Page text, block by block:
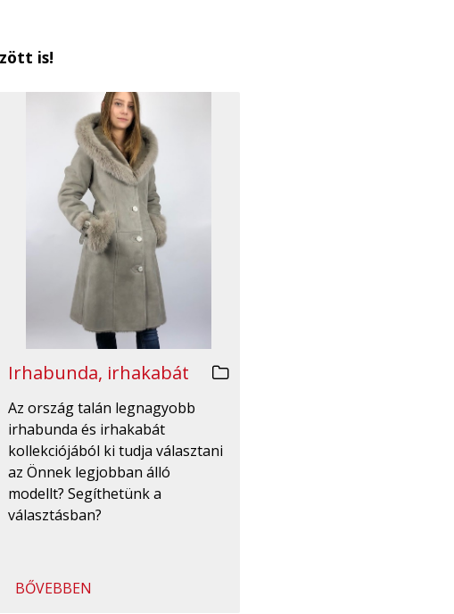
is!
Irhabunda, irhakabát
Az ország talán legnagyobb
irhabunda és irhakabát
kollekciójából ki tudja választani
az Önnek legjobban álló
modellt? Segíthetünk a
választásban?
BŐVEBBEN